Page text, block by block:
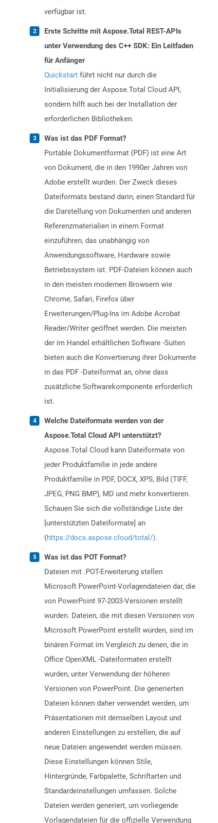
verfügbar ist.
Erste Schritte mit Aspose.Total REST-APIs
unter Verwendung des C++ SDK: Ein Leitfaden
für Anfänger
Quickstart führt nicht nur durch die
Initialisierung der Aspose.Total Cloud API,
sondern hilft auch bei der Installation der
erforderlichen Bibliotheken.
Was ist das PDF Format?
Portable Dokumentformat (PDF) ist eine Art
von Dokument, die in den 1990er Jahren von
Adobe erstellt wurden. Der Zweck dieses
Dateiformats bestand darin, einen Standard für
die Darstellung von Dokumenten und anderen
Referenzmaterialien in einem Format
einzuführen, das unabhängig von
Anwendungssoftware, Hardware sowie
Betriebssystem ist. PDF-Dateien können auch
in den meisten modernen Browsern wie
Chrome, Safari, Firefox über
Erweiterungen/Plug-Ins im Adobe Acrobat
Reader/Writer geöffnet werden. Die meisten
der im Handel erhältlichen Software -Suiten
bieten auch die Konvertierung ihrer Dokumente
in das PDF -Dateiformat an, ohne dass
zusätzliche Softwarekomponente erforderlich
ist.
Welche Dateiformate werden von der
Aspose.Total Cloud API unterstützt?
Aspose.Total Cloud kann Dateiformate von
jeder Produktfamilie in jede andere
Produktfamilie in PDF, DOCX, XPS, Bild (TIFF,
JPEG, PNG BMP), MD und mehr konvertieren.
Schauen Sie sich die vollständige Liste der
[unterstützten Dateiformate] an
(https://docs.aspose.cloud/total/).
Was ist das POT Format?
Dateien mit .POT-Erweiterung stellen
Microsoft PowerPoint-Vorlagendateien dar, die
von PowerPoint 97-2003-Versionen erstellt
wurden. Dateien, die mit diesen Versionen von
Microsoft PowerPoint erstellt wurden, sind im
binären Format im Vergleich zu denen, die in
Office OpenXML -Dateiformaten erstellt
wurden, unter Verwendung der höheren
Versionen von PowerPoint. Die generierten
Dateien können daher verwendet werden, um
Präsentationen mit demselben Layout und
anderen Einstellungen zu erstellen, die auf
neue Dateien angewendet werden müssen.
Diese Einstellungen können Stile,
Hintergründe, Farbpalette, Schriftarten und
Standardeinstellungen umfassen. Solche
Dateien werden generiert, um vorliegende
Vorlagendateien für die offizielle Verwendung